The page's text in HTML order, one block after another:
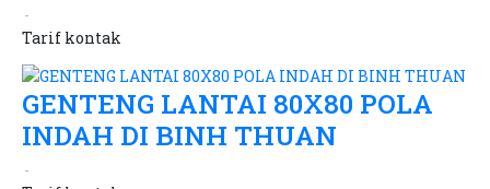
Tarif kontak
GENTENG LANTAI 80X80 POLA
INDAH DI BINH THUAN